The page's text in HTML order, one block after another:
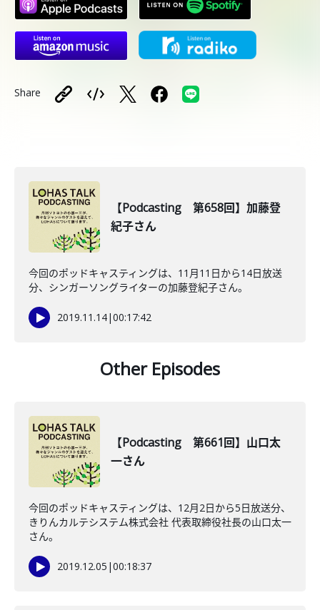
Share
【Podcasting 第658回】加藤登
紀子さん
今回のポッドキャスティングは、11月11日から14日放送
分、シンガーソングライターの加藤登紀子さん。
2019.11.14|00:17:42
Other Episodes
【Podcasting 第661回】山口太
一さん
今回のポッドキャスティングは、12月2日から5日放送分、
きりんカルテシステム株式会社 代表取締役社長の山口太一
さん。
2019.12.05 |00:18:37